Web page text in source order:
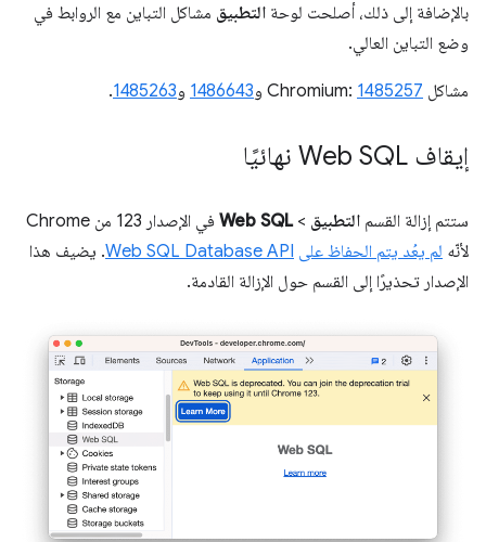
بالإضافة إلى ذلك، أصلحت لوحة التطبيق مشاكل التباين مع الروابط في
وضع التباين العالي.
مشاكل Chromium: 1485257 و1486643 و1485263
.
إيقاف Web SQL نهائيًا
ستتم إزالة القسم التطبيق >
Web SQL
في الإصدار 123 من Chrome
لأنّه لم يعُد يتم الحفاظ على Web SQL Database API. يضيف هذا
الإصدار تحذيرًا إلى القسم حول الإزالة القادمة.